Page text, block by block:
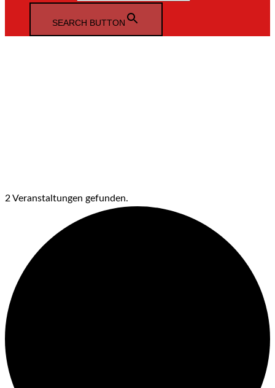
SEARCH BUTTON
2 Veranstaltungen gefunden.